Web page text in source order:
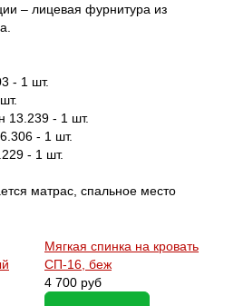
– лицевая фурнитура из
- 1 шт.
13.239 - 1 шт.
- 1 шт.
- 1 шт.
матрас, спальное место
Мягкая спинка на кровать
СП-16, беж
4 700 руб